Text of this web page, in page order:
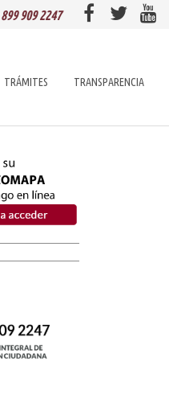
899 909 2247
TRÁMITES TRANSPARENCIA